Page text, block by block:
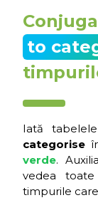
to
Iată
categorise
verde.
vedea
timpurile